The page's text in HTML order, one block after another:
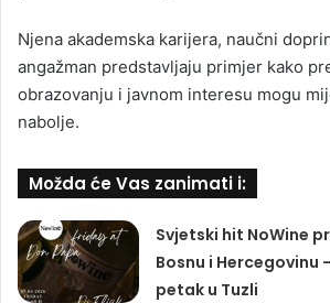
Njena akademska karijera, naučni
angažman predstavljaju primjer kako
obrazovanju i javnom interesu mogu
nabolje.
Možda će Vas zanimati i:
Svjetski hit NoWine
Bosnu i Hercegovinu
petak u Tuzli